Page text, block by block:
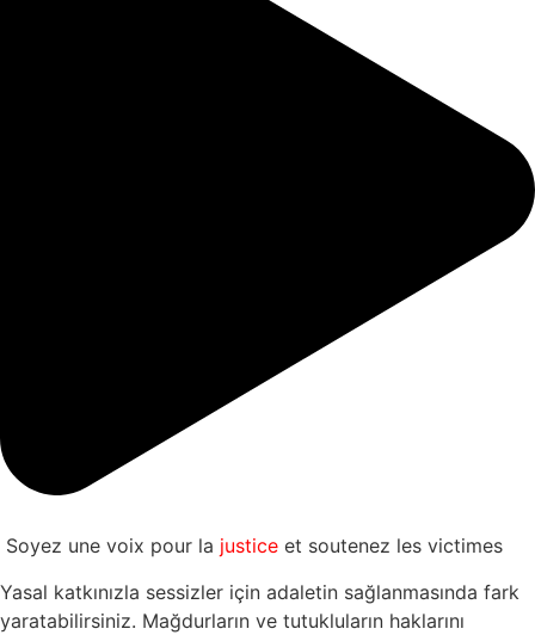
Soyez une voix pour la justice et soutenez les victimes
Yasal katkınızla sessizler için adaletin sağlanmasında fark
yaratabilirsiniz. Mağdurların ve tutukluların haklarını